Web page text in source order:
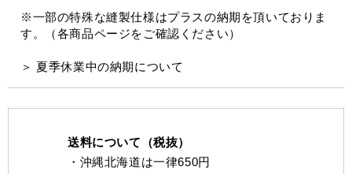
※一部の特殊な縫製仕様はプラスの納期を頂いておりま
す。（各商品ページをご確認ください）
＞ 夏季休業中の納期について
送料について（税抜）
・沖縄北海道は一律650円